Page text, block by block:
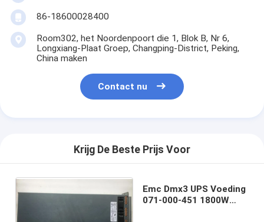
86-18600028400
Room302, het Noordenpoort die 1, Blok B, Nr 6,
Longxiang-Plaat Groep, Changping-District, Peking,
China maken
Contact nu
Krijg De Beste Prijs Voor
Emc Dmx3 UPS Voeding
071-000-451 1800W